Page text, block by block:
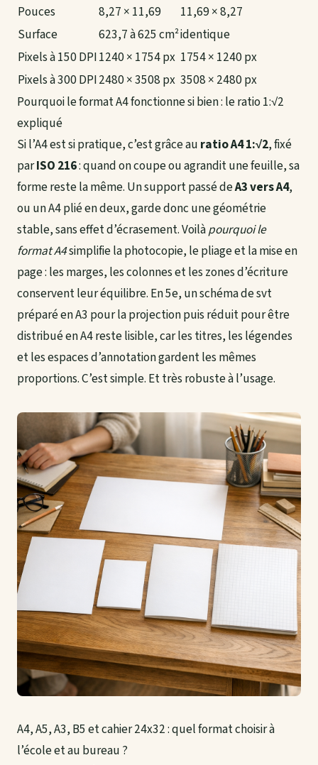
Pouces 8,27 × 11,69
11,69 × 8,27
Surface
623,7 à 625 cm²identique
Pixels à 150 DPI1240 × 1754 px 1754 × 1240 px
Pixels à 300 DPI2480 × 3508 px 3508 × 2480 px
Pourquoi le format A4 fonctionne si bien : le ratio 1:√2
expliqué
Si l’A4 est si pratique, c’est grâce au ratio A41:√2, fixé
parISO 216: quand on coupe ou agrandit une feuille, sa
forme reste la même. Un support passé deA3 vers A4,
ou un A4 plié en deux, garde donc une géométrie
stable, sans effet d’écrasement. Voilàpourquoi le
format A4simplifie la photocopie, le pliage et la mise en
page : les marges, les colonnes et les zones d’écriture
conservent leur équilibre. En 5e, un schéma de svt
préparé en A3 pour la projection puis réduit pour être
distribué en A4 reste lisible, car les titres, les légendes
et les espaces d’annotation gardent les mêmes
proportions. C’est simple. Et très robuste à l’usage.
A4, A5, A3, B5 et cahier 24x32 : quel format choisir à
l’école et au bureau ?